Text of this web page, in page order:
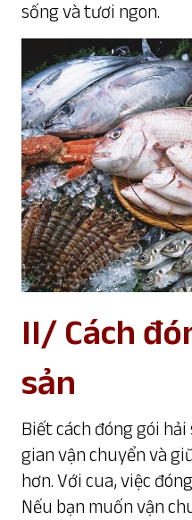
sống và tươi ngon.
II/ Cách
sản
Biết cách đóng gói
gian vận chuyển và
hơn. Với cua, việc
Nếu bạn muốn vận